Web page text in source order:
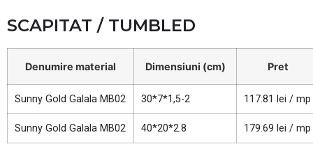
SCAPITAT / TUMBLED
Denumire material Dimensiuni (cm) Pret
Sunny Gold Galala MB02 30*7*1,5-2 117.81 lei / mp
Sunny Gold Galala MB02 40*20*2.8 179.69 lei / mp